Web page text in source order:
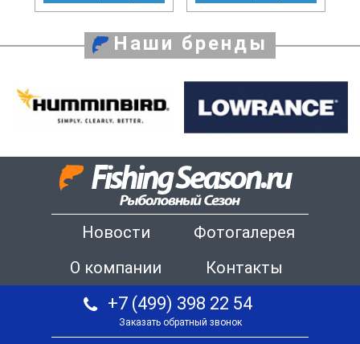
Наши бренды
Новости
Фотогалерея
О компании
Контакты
+7 (499) 398 22 54
Заказать обратный звонок